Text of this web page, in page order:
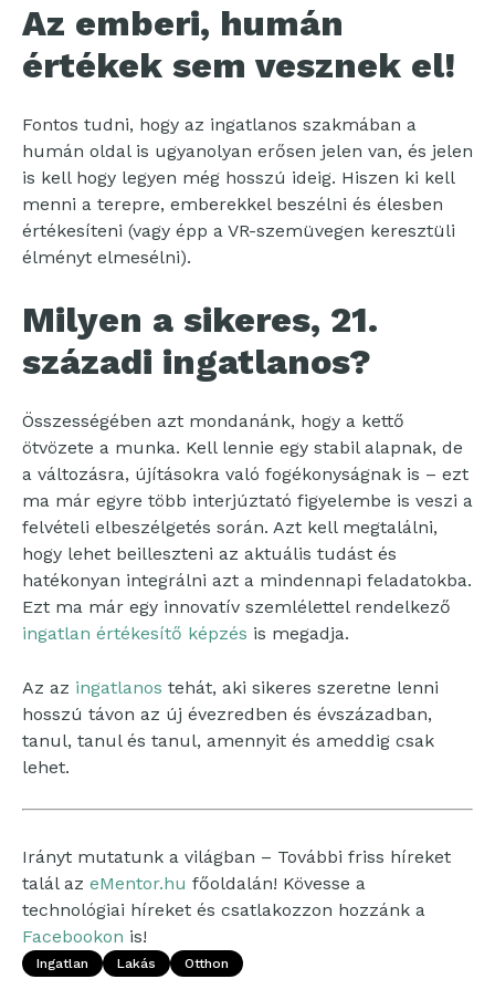
Az emberi, humán
értékek sem vesznek el!
Fontos tudni, hogy az ingatlanos szakmában a
humán oldal is ugyanolyan erősen jelen van, és jelen
is kell hogy legyen még hosszú ideig. Hiszen ki kell
menni a terepre, emberekkel beszélni és élesben
értékesíteni (vagy épp a VR-szemüvegen keresztüli
élményt elmesélni).
Milyen a sikeres, 21.
századi ingatlanos?
Összességében azt mondanánk, hogy a kettő
ötvözete a munka. Kell lennie egy stabil alapnak, de
a változásra, újításokra való fogékonyságnak is – ezt
ma már egyre több interjúztató figyelembe is veszi a
felvételi elbeszélgetés során. Azt kell megtalálni,
hogy lehet beilleszteni az aktuális tudást és
hatékonyan integrálni azt a mindennapi feladatokba.
Ezt ma már egy innovatív szemlélettel rendelkező
ingatlan értékesítő képzés is megadja.
Az az ingatlanos tehát, aki sikeres szeretne lenni
hosszú távon az új évezredben és évszázadban,
tanul, tanul és tanul, amennyit és ameddig csak
lehet.
Irányt mutatunk a világban – További friss híreket
talál az eMentor.hu főoldalán! Kövesse a
technológiai híreket és csatlakozzon hozzánk a
Facebookon is!
Ingatlan Lakás Otthon